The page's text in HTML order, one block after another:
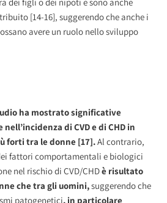
[14-16], suggerendo che anche i
avere un ruolo nello sviluppo
ha mostrato significative
di CVD e di CHD in
forti tra le donne [17].Al contrario,
fattori comportamentali e biologici
nel rischio di CVD/CHDè risultato
che tra gli uomini,suggerendo che
patogenetici, in particolare